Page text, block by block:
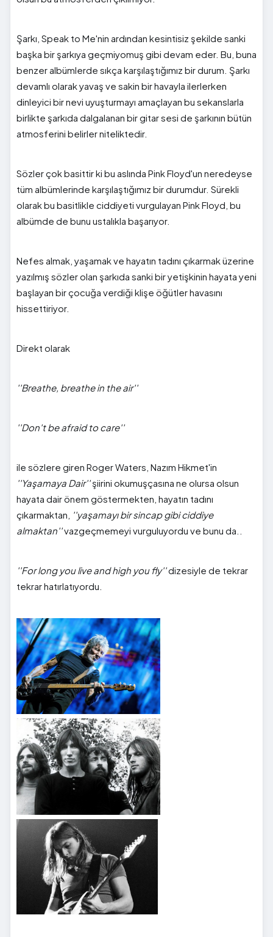
Şarkı, Speak to Me'nin ardından kesintisiz şekilde sanki
başka bir şarkıya geçmiyomuş gibi devam eder. Bu, buna
benzer albümlerde sıkça karşılaştığımız bir durum. Şarkı
devamlı olarak yavaş ve sakin bir havayla ilerlerken
dinleyici bir nevi uyuşturmayı amaçlayan bu sekanslarla
birlikte şarkıda dalgalanan bir gitar sesi de şarkının bütün
atmosferini belirler niteliktedir.
Sözler çok basittir ki bu aslında Pink Floyd'un neredeyse
tüm albümlerinde karşılaştığımız bir durumdur. Sürekli
olarak bu basitlikle ciddiyeti vurgulayan Pink Floyd, bu
albümde de bunu ustalıkla başarıyor.
Nefes almak, yaşamak ve hayatın tadını çıkarmak üzerine
yazılmış sözler olan şarkıda sanki bir yetişkinin hayata yeni
başlayan bir çocuğa verdiği klişe öğütler havasını
hissettiriyor.
Direkt olarak
''Breathe, breathe in the air''
''Don't be afraid to care''
ile sözlere giren Roger Waters, Nazım Hikmet'in
''Yaşamaya Dair''şiirini okumuşçasına ne olursa olsun
hayata dair önem göstermekten, hayatın tadını
çıkarmaktan, ''yaşamayı bir sincap gibi ciddiye
almaktan''vazgeçmemeyi vurguluyordu ve bunu da..
''For long you live and high you fly''dizesiyle de tekrar
tekrar hatırlatıyordu.